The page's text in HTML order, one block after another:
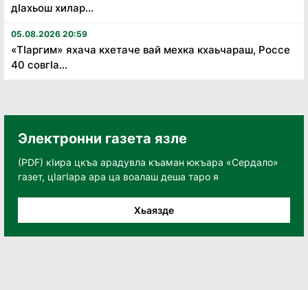
дӏахьош хилар...
05.08.2026 20:59
«Тӏаргим» яхача кхетаче вай мехка кхаьчараш, Россе
40 совгӏа...
Электронни газета язле
(PDF) кӀира цкъа арадувла къаман юкъара «Сердало»
газет, цӀагӀара ара ца воалаш деша таро я
Хьаязде